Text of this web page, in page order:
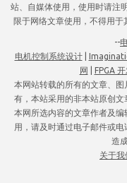
站、自媒体使用，使用时请注
限于网络文章使用，不得用
--
电机控制系统设计|
网
FPGA
本网站转载的所有的文章、
有，本站采用的非本站原创
本网所选内容的文章作者及
用，请及时通过电子邮件或
造
关于我